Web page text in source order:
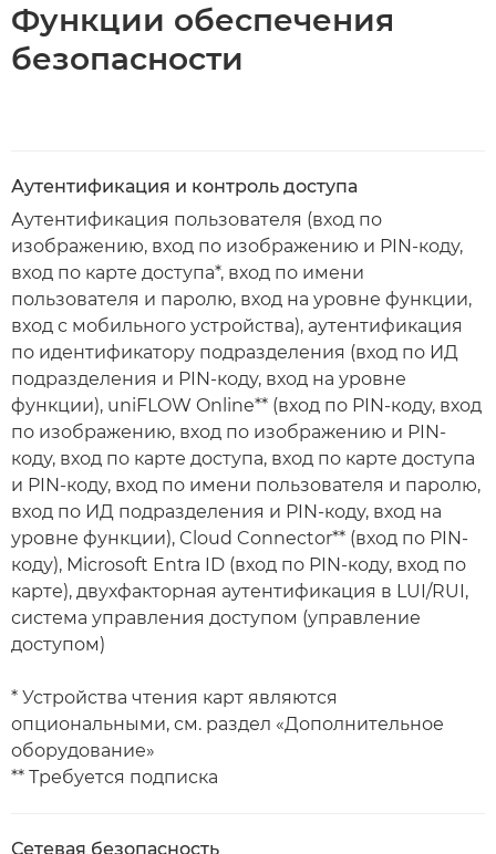
Функции обеспечения
безопасности
Аутентификация и контроль доступа
Аутентификация пользователя (вход по
изображению, вход по изображению и PIN-коду,
вход по карте доступа*, вход по имени
пользователя и паролю, вход на уровне функции,
вход с мобильного устройства), аутентификация
по идентификатору подразделения (вход по ИД
подразделения и PIN-коду, вход на уровне
функции), uniFLOW Online** (вход по PIN-коду, вход
по изображению, вход по изображению и PIN-
коду, вход по карте доступа, вход по карте доступа
и PIN-коду, вход по имени пользователя и паролю,
вход по ИД подразделения и PIN-коду, вход на
уровне функции), Cloud Connector** (вход по PIN-
коду), Microsoft Entra ID (вход по PIN-коду, вход по
карте), двухфакторная аутентификация в LUI/RUI,
система управления доступом (управление
доступом)
* Устройства чтения карт являются
опциональными, см. раздел «Дополнительное
оборудование»
** Требуется подписка
Сетевая безопасность